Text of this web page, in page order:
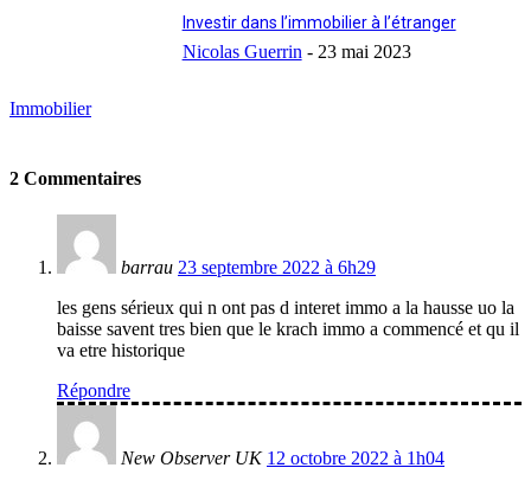
Immobilier
Investir dans l’immobilier à l’étranger
Nicolas Guerrin - 23 mai 2023
2 Commentaires
barrau 23 septembre 2022 à 6h29
les gens sérieux qui n ont pas d interet immo a la hausse uo la
baisse savent tres bien que le krach immo a commencé et qu il
va etre historique
Répondre
New Observer UK 12 octobre 2022 à 1h04